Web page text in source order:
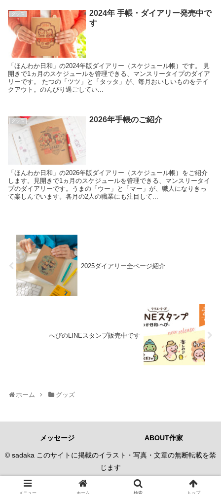
グッズ
2024年 手帳・ダイアリー発売中で
す
「ほんわか日和」の2024年版ダイアリー（スケジュール帳）です。 見
開きで1ヵ月のスケジュールを管理できる、マンスリータイプのダイア
リーです。 たつの「ツツ」と「タッタ」が、毎月おいしいものをテイ
クアウト。のんびり過ごしてい...
グッズ 2026年手帳のご紹介
「ほんわか日和」の2026年版ダイアリー（スケジュール帳）をご紹介
します。見開きで1ヵ月のスケジュールを管理できる、マンスリータイ
プのダイアリーです。うまの「ウー」と「マー」が、職人になりきっ
て楽しんでいます。各月の2人の職業にも注目して...
2025ダイアリー全ページ紹介
へびのLINEスタンプ販売中です
ホーム グッズ
メッセージ ABOUT作家
© sadaka このサイトに掲載のイラスト・写真・文章の無断転載を禁
じます
メニュー ホーム 検索 トップ